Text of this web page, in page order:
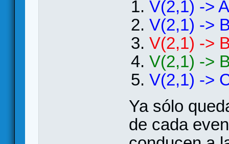
V(2,1) ->
V(2,1) ->
V(2,1) ->
V(2,1) ->
V(2,1) ->
Ya sólo
de cada